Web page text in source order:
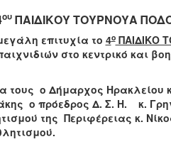
ουΠΑΙΔΙΚΟΥ ΤΟΥΡΝΟΥΑ
επιτυχία το 4οΠΑΙΔΙΚΟ
στο κεντρικό και
τους ο Δήμαρχος
ο πρόεδρος Δ. Σ. Η. κ.
της Περιφέρειας κ.